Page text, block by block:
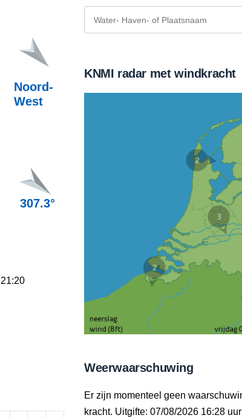
Noord-
West
307.3°
21:20
KNMI radar met windkracht
Weerwaarschuwing
Er zijn momenteel geen
kracht. Uitgifte: 07/08/2026 16:28